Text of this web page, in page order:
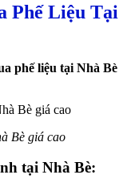
Phế Liệu Tại
phế liệu tại Nhà Bè
Bè giá cao
tại Nhà Bè: